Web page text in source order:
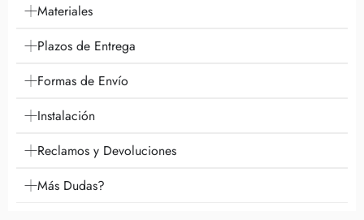
Materiales
Plazos de Entrega
Formas de Envío
Instalación
Reclamos y Devoluciones
Más Dudas?